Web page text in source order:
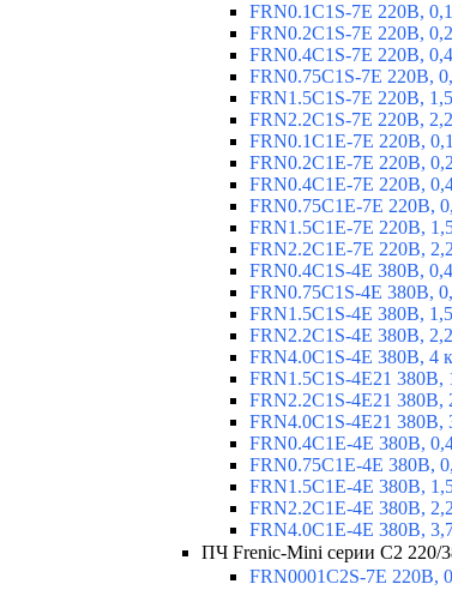
FRN0.1C1S-7E 220В,
FRN0.2C1S-7E 220В,
FRN0.4C1S-7E 220В,
FRN0.75C1S-7E 220В,
FRN1.5C1S-7E 220В,
FRN2.2C1S-7E 220В,
FRN0.1C1E-7E 220В,
FRN0.2C1E-7E 220В,
FRN0.4C1E-7E 220В,
FRN0.75C1E-7E 220В,
FRN1.5C1E-7E 220В,
FRN2.2C1E-7E 220В,
FRN0.4C1S-4E 380В,
FRN0.75C1S-4E 380В,
FRN1.5C1S-4E 380В,
FRN2.2C1S-4E 380В,
FRN4.0C1S-4E 380В, 4
FRN1.5C1S-4E21 380В,
FRN2.2C1S-4E21 380В,
FRN4.0C1S-4E21 380В,
FRN0.4C1E-4E 380В,
FRN0.75C1E-4E 380В,
FRN1.5C1E-4E 380В,
FRN2.2C1E-4E 380В,
FRN4.0C1E-4E 380В,
ПЧ Frenic-Mini серии С2 220/
FRN0001C2S-7E 220В,